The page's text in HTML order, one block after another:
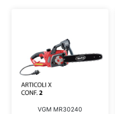
VGM MR30240